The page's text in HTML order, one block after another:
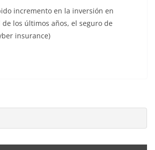
incremento en la inversión en
los últimos años, el seguro de
insurance)